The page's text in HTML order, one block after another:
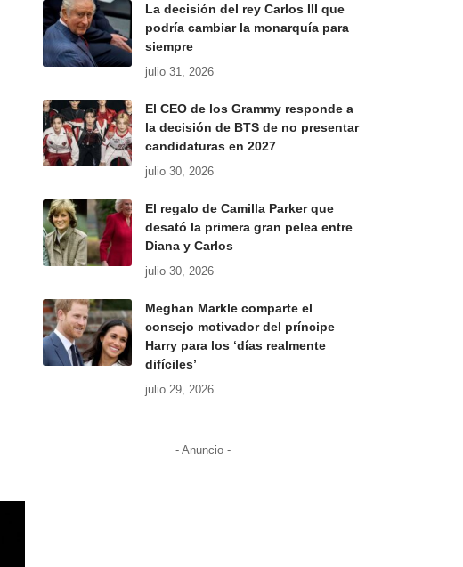
La decisión del rey Carlos III que
podría cambiar la monarquía para
siempre
julio 31, 2026
El CEO de los Grammy responde a
la decisión de BTS de no presentar
candidaturas en 2027
julio 30, 2026
El regalo de Camilla Parker que
desató la primera gran pelea entre
Diana y Carlos
julio 30, 2026
Meghan Markle comparte el
consejo motivador del príncipe
Harry para los ‘días realmente
difíciles’
julio 29, 2026
- Anuncio -